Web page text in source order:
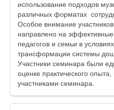
использование подходов
различных форматах
Особое внимание
направлено на эффективные
педагогов и семьи в
трансформации системы
Участники семинара были
оценке практического
участниками семинара.